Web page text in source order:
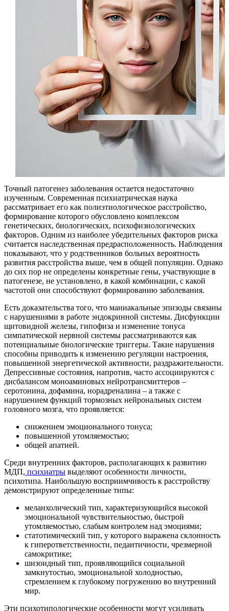
Точный патогенез заболевания остается недостаточно
изученным. Современная психиатрическая наука
рассматривает его как полиэтиологическое расстройство,
формирование которого обусловлено комплексом
генетических, биологических, психофизиологических
факторов. Одним из наиболее убедительных факторов риска
считается наследственная предрасположенность. Наблюдения
показывают, что у родственников больных вероятность
развития расстройства выше, чем в общей популяции. Однако
до сих пор не определены конкретные гены, участвующие в
патогенезе, не установлено, в какой комбинации, с какой
частотой они способствуют формированию заболевания.
Есть доказательства того, что маниакальные эпизоды связаны
с нарушениями в работе эндокринной системы. Дисфункции
щитовидной железы, гипофиза и изменение тонуса
симпатической нервной системы рассматриваются как
потенциальные биологические триггеры. Такие нарушения
способны приводить к изменению регуляции настроения,
повышенной энергетической активности, раздражительности.
Депрессивные состояния, напротив, часто ассоциируются с
дисбалансом моноаминовых нейротрансмиттеров –
серотонина, дофамина, норадреналина – а также с
нарушением функций тормозных нейрональных систем
головного мозга, что проявляется:
снижением эмоционального тонуса;
повышенной утомляемостью;
общей апатией.
Среди внутренних факторов, располагающих к развитию
МДП, психиатры выделяют особенности личности,
психотипа. Наибольшую восприимчивость к расстройству
демонстрируют определенные типы:
меланхолический тип, характеризующийся высокой
эмоциональной чувствительностью, быстрой
утомляемостью, слабым контролем над эмоциями;
статотимический тип, у которого выражена склонность
к гиперответственности, педантичности, чрезмерной
самокритике;
шизоидный тип, проявляющийся социальной
замкнутостью, эмоциональной холодностью,
стремлением к глубокому погружению во внутренний
мир.
Эти психотипологические особенности могут усиливать